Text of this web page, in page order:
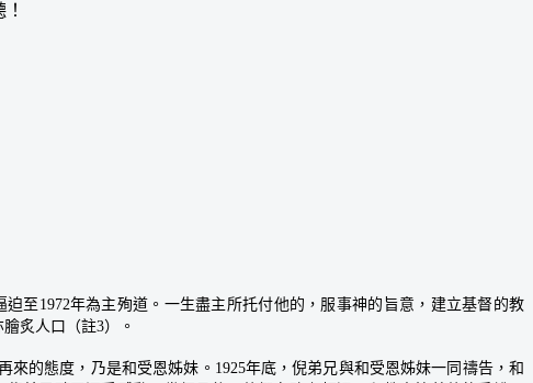
1972年為主殉道。一生盡主所托付他的，服事神的旨意，建立基督的教
炙人口（註3）。
態度，乃是和受恩姊妹。1925年底，倪弟兄與和受恩姊妹一同禱告，和